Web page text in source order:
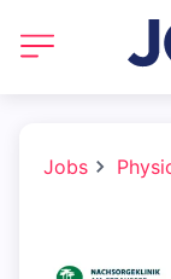
Jobs